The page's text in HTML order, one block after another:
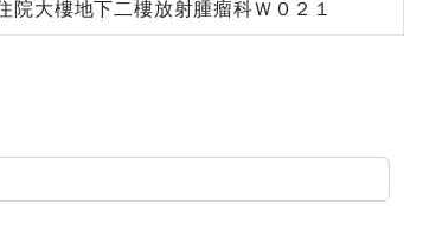
院大樓地下二樓放射腫瘤科Ｗ０２１